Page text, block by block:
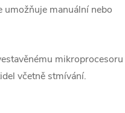
umožňuje manuální nebo
mikroprocesoru
včetně stmívání.